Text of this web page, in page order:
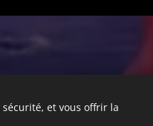
et vous offrir la